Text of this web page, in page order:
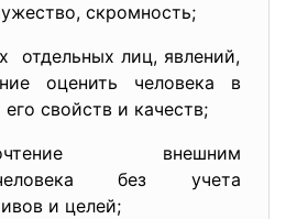
скромность;
отдельных лиц, явлений,
оценить человека в
свойств и качеств;
внешним
без учета
и целей;